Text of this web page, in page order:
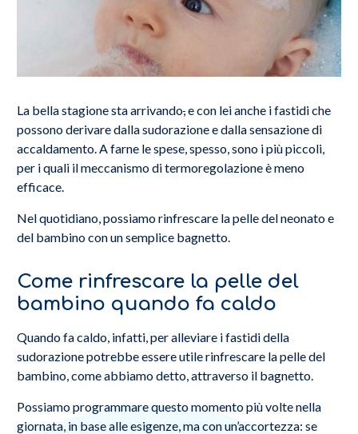
La bella stagione sta arrivando,e con lei anche i fastidi che
possono derivare dalla sudorazione e dalla sensazione di
accaldamento. A farne le spese, spesso, sono i più piccoli,
per i quali il meccanismo di termoregolazione è meno
efficace.
Nel quotidiano, possiamo rinfrescare la pelle del neonato e
del bambino con un semplice bagnetto.
Come rinfrescare la pelle del
bambino quando fa caldo
Quando fa caldo, infatti, per alleviare i fastidi della
sudorazione potrebbe essere utile rinfrescare la pelle del
bambino, come abbiamo detto, attraverso il bagnetto.
Possiamo programmare questo momento più volte nella
giornata, in base alle esigenze, ma con un’accortezza: se